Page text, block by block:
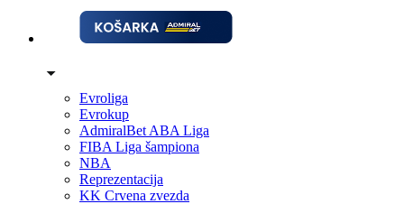
Evroliga
Evrokup
AdmiralBet ABA Liga
FIBA Liga šampiona
NBA
Reprezentacija
KK Crvena zvezda